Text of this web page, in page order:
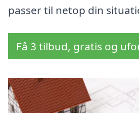
passer til netop din
Få 3 tilbud, gratis og